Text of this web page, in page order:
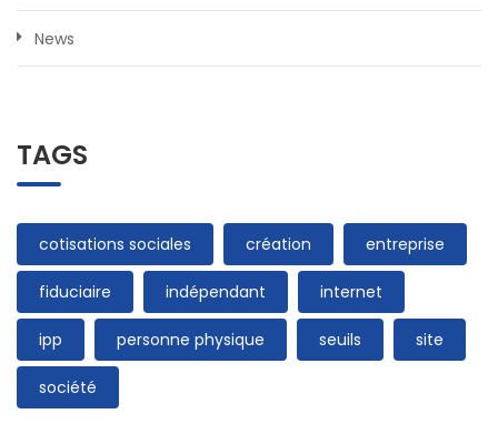
News
TAGS
cotisations sociales création entreprise
fiduciaire indépendant internet
ipp personne physique seuils site
société